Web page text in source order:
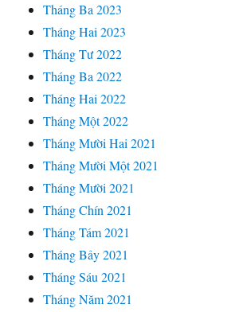
Tháng Ba 2023
Tháng Hai 2023
Tháng Tư 2022
Tháng Ba 2022
Tháng Hai 2022
Tháng Một 2022
Tháng Mười Hai 2021
Tháng Mười Một 2021
Tháng Mười 2021
Tháng Chín 2021
Tháng Tám 2021
Tháng Bảy 2021
Tháng Sáu 2021
Tháng Năm 2021